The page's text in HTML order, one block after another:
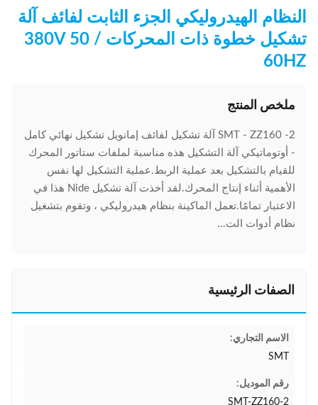
النظام الهيدروليكي الجزء الثابت لفائف آلة
تشكيل خطوة ذات المحركات 380V 50 /
60HZ
ملخص المنتج
SMT - ZZ160 -2 آلة تشكيل لفائف إمانويل تشكيل نهائي كامل
- أوتوماتيكي آلة التشكيل هذه مناسبة لملفات ستاتور المحرك
للقيام بالتشكيل بعد عملية الربط.عملية التشكيل لها نفس
الأهمية أثناء إنتاج المحرك.لقد أخذت آلة تشكيل Nide هذا في
الاعتبار تمامًا.تعمل الماكينة بنظام هيدروليكي ، وتقوم بتشغيل
نظام أدوات الت...
الصفات الرئيسية
الاسم التجاري:
SMT
رقم الموديل:
SMT-ZZ160-2